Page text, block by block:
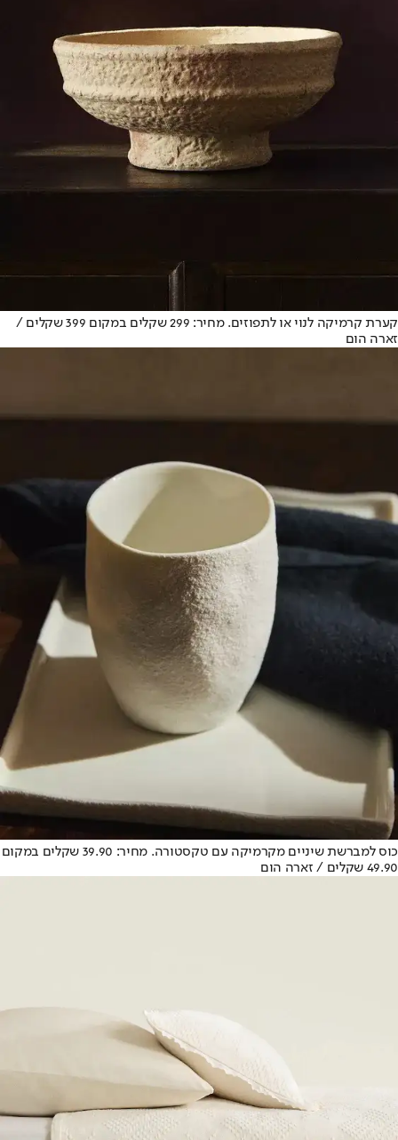
קערת קרמיקה לנוי או לתפוזים. מחיר: 299 שקלים במקום 399 שקלים /
זארה הום
כוס למברשת שיניים מקרמיקה עם טקסטורה. מחיר: 39.90 שקלים במקום
49.90 שקלים / זארה הום